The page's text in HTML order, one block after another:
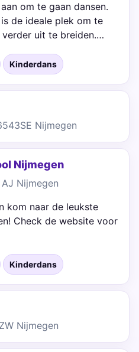
om te gaan dansen.
de ideale plek om te
verder uit te breiden.…
Kinderdans
Nijmegen
Nijmegen
Nijmegen
kom naar de leukste
Check de website voor
Kinderdans
Nijmegen